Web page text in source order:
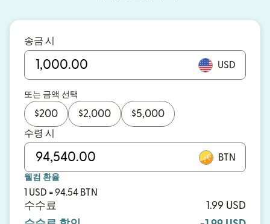
송금 시
USD
또는 금액 선택
$200 $2,000 $5,000
수령 시
BTN
웰컴 환율
1 USD = 94.54 BTN
수수료
1.99 USD